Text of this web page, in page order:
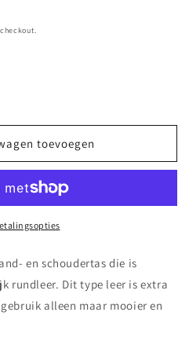
toevoegen
en schoudertas die is
rundleer. Dit type leer is extra
alleen maar mooier en